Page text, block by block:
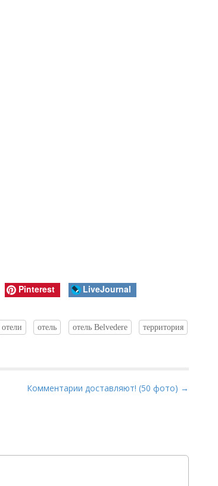
Pinterest
LiveJournal
отели отель отель Belvedere
территория
Комментарии доставляют! (50 фото) →